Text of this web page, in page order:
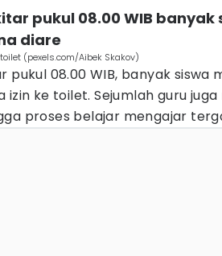
pukul 08.00 WIB
diare
(pexels.com/Aibek Skakov)
pukul 08.00 WIB, banyak
izin ke toilet. Sejumlah guru
proses belajar mengajar